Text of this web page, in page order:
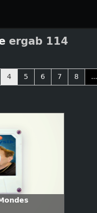
ergab 114
4 5 6 7 8 ...